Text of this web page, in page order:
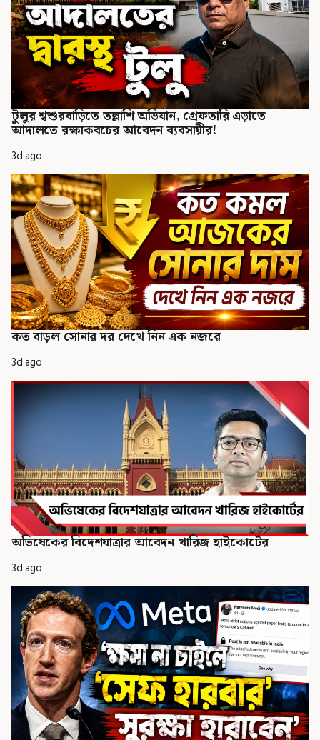
টুলুর শ্বশুরবাড়িতে তল্লাশি অভিযান, গ্রেফতারি এড়াতে
আদালতে রক্ষাকবচের আবেদন ব্যবসায়ীর!
3d ago
কত বাড়ল সোনার দর দেখে নিন এক নজরে
3d ago
অভিষেকের বিদেশযাত্রার আবেদন খারিজ হাইকোর্টের
3d ago